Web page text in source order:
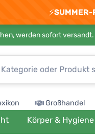
⚡
werden sofort versandt. |
Großhandel
Körper & Hygiene